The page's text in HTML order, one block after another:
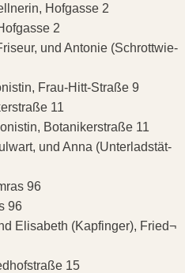
Hofgasse 2
2
und Antonie (Schrottwie-
Frau-Hitt-Straße 9
11
Botanikerstraße 11
und Anna (Unterladstät-
96
96
Elisabeth (Kapfinger), Fried¬
15